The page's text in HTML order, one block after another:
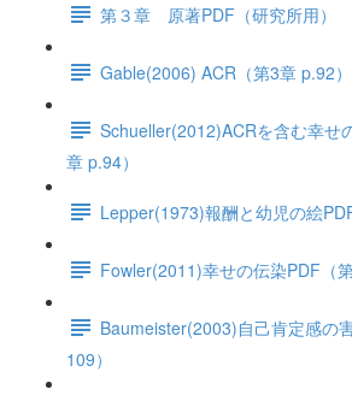
第３章 原著PDF（研究所用）
Gable(2006) ACR（第3章 p.92）
Schueller(2012)ACRを含む幸せ
章 p.94）
Lepper(1973)報酬と幼児の絵
Fowler(2011)幸せの伝染PDF（
Baumeister(2003)自己肯定感の
109）